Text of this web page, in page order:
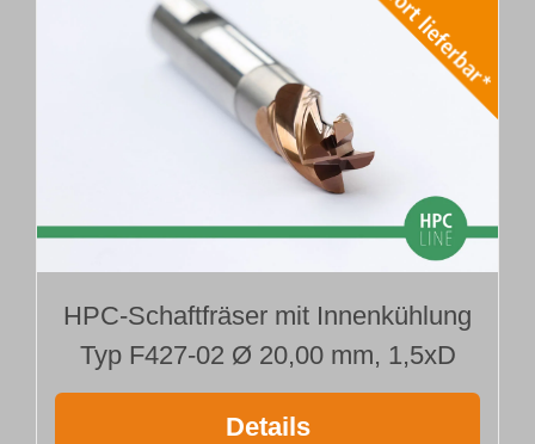
HPC-Schaftfräser mit Innenkühlung
Typ F427-02 Ø 20,00 mm, 1,5xD
Details